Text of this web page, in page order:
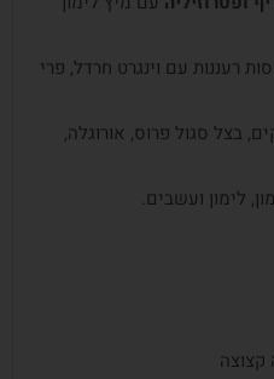
רעננות עם וינגרט חרדל, פרי
בצל סגול פרוס, אורוגלה,
לימון ועשבים.
קצוצה